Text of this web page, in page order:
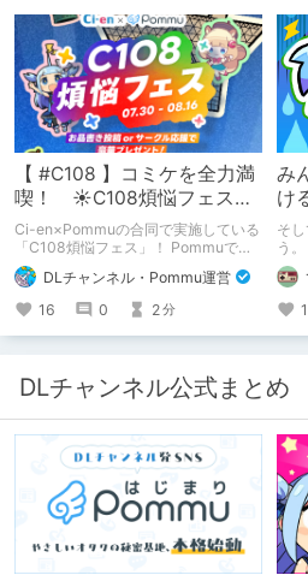
布いたします！ まだ本作品未体験の
皆さん、多分お好きです。ぜひお試し
ください。
【 #C108 】コミケを全力満
喫！ ☀C108煩悩フェス☀
Pommu版のご案内
Ci-en×Pommuの合同で実施している
「C108煩悩フェス」！ Pommuでの
参加方法について、改めてこちらでも
ご案内いたします！
DLチャンネル・Pommu運営
16
0 2分
み
け
そ
う。
DLチャンネル公式まとめ